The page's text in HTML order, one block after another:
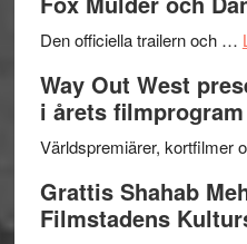
Den officiella trailern och …
Way Out West
i årets filmprogram
Världspremiärer, kortfilmer
Grattis Shahab
Filmstadens